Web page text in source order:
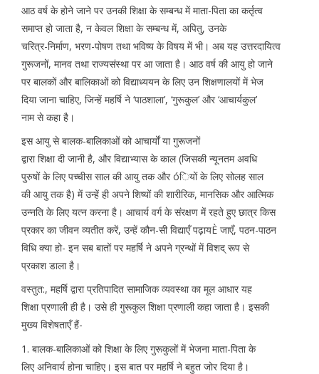
आठ वर्ष के होने जाने पर उनकी शिक्षा के सम्बन्ध में माता-पिता का कर्तृत्व
समाप्त हो जाता है, न केवल शिक्षा के सम्बन्ध में, अपितु, उनके
चरित्र-निर्माण, भरण-पोषण तथा भविष्य के विषय में भी। अब यह उत्तरदायित्व
गुरूजनों, मानव तथा राज्यसंस्था पर आ जाता है। आठ वर्ष की आयु हो जाने
पर बालकों और बालिकाओं को विद्याध्ययन के लिए उन शिक्षणालयों में भेज
दिया जाना चाहिए, जिन्हें महर्षि ने ‘पाठशाला’, ‘गुरूकुल’ और ‘आचार्यकुल’
नाम से कहा है।
इस आयु से बालक-बालिकाओं को आचार्यों या गुरूजनों
द्वारा शिक्षा दी जानी है, और विद्याभ्यास के काल (जिसकी न्यूनतम अवधि
पुरुषों के लिए पच्चीस साल की आयु तक और óियों के लिए सोलह साल
की आयु तक है) में उन्हें ही अपने शिष्यों की शारीरिक, मानसिक और आत्मिक
उन्नति के लिए यत्न करना है। आचार्य वर्ग के संरक्षण में रहते हुए छात्र किस
प्रकार का जीवन व्यतीत करें, उन्हें कौन-सी विद्याएँ पढ़ायÈ जाएँ, पठन-पाठन
विधि क्या हो- इन सब बातों पर महर्षि ने अपने ग्रन्थों में विशद् रूप से
प्रकाश डाला है।
वस्तुत:, महर्षि द्वारा प्रतिपादित सामाजिक व्यवस्था का मूल आधार यह
शिक्षा प्रणाली ही है। उसे ही गुरूकुल शिक्षा प्रणाली कहा जाता है। इसकी
मुख्य विशेषताएँ हैं-
1. बालक-बालिकाओं को शिक्षा के लिए गुरूकुलों में भेजना माता-पिता के
लिए अनिवार्य होना चाहिए। इस बात पर महर्षि ने बहुत जोर दिया है।